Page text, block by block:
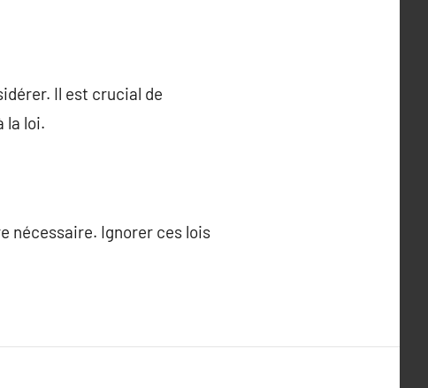
Il est crucial de
la loi.
nécessaire. Ignorer ces lois